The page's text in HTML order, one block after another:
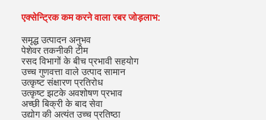
एक्सेन्ट्रिक कम करने वाला रबर जोड़लाभ:
समृद्ध उत्पादन अनुभव
पेशेवर तकनीकी टीम
रसद विभागों के बीच प्रभावी सहयोग
उच्च गुणवत्ता वाले उत्पाद सामान
उत्कृष्ट संक्षारण प्रतिरोध
उत्कृष्ट झटके अवशोषण प्रभाव
अच्छी बिक्री के बाद सेवा
उद्योग की अत्यंत उच्च प्रतिष्ठा